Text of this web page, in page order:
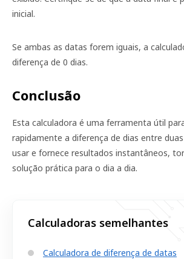
inicial.
Se ambas as datas forem iguais, a
diferença de 0 dias.
Conclusão
Esta calculadora é uma ferramenta útil
rapidamente a diferença de dias entre
usar e fornece resultados instantâneos,
solução prática para o dia a dia.
Calculadoras semelhantes
Calculadora de diferença de datas